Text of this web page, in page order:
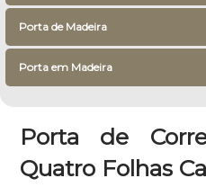
Porta de Madeira
Porta em Madeira
Porta de
Quatro Folhas